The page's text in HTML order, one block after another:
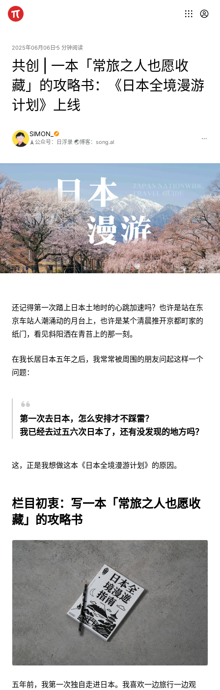
2025年06月06日 5 分钟阅读
共创 | 一本「常旅之人也愿收
藏」的攻略书：《日本全境漫游
计划》上线
SIMON_
🗼公众号：日浮录 🌏博客：song.al
还记得第一次踏上日本土地时的心跳加速吗？也许是站在东
京车站人潮涌动的月台上，也许是某个清晨推开京都町家的
纸门，看见斜阳洒在青苔上的那一刻。
在我长居日本五年之后，我常常被周围的朋友问起这样一个
问题：
第一次去日本，怎么安排才不踩雷？
我已经去过五六次日本了，还有没发现的地方吗？
这，正是我想做这本《日本全境漫游计划》的原因。
栏目初衷：写一本「常旅之人也愿收
藏」的攻略书
五年前，我第一次独自走进日本。我喜欢一边旅行一边观